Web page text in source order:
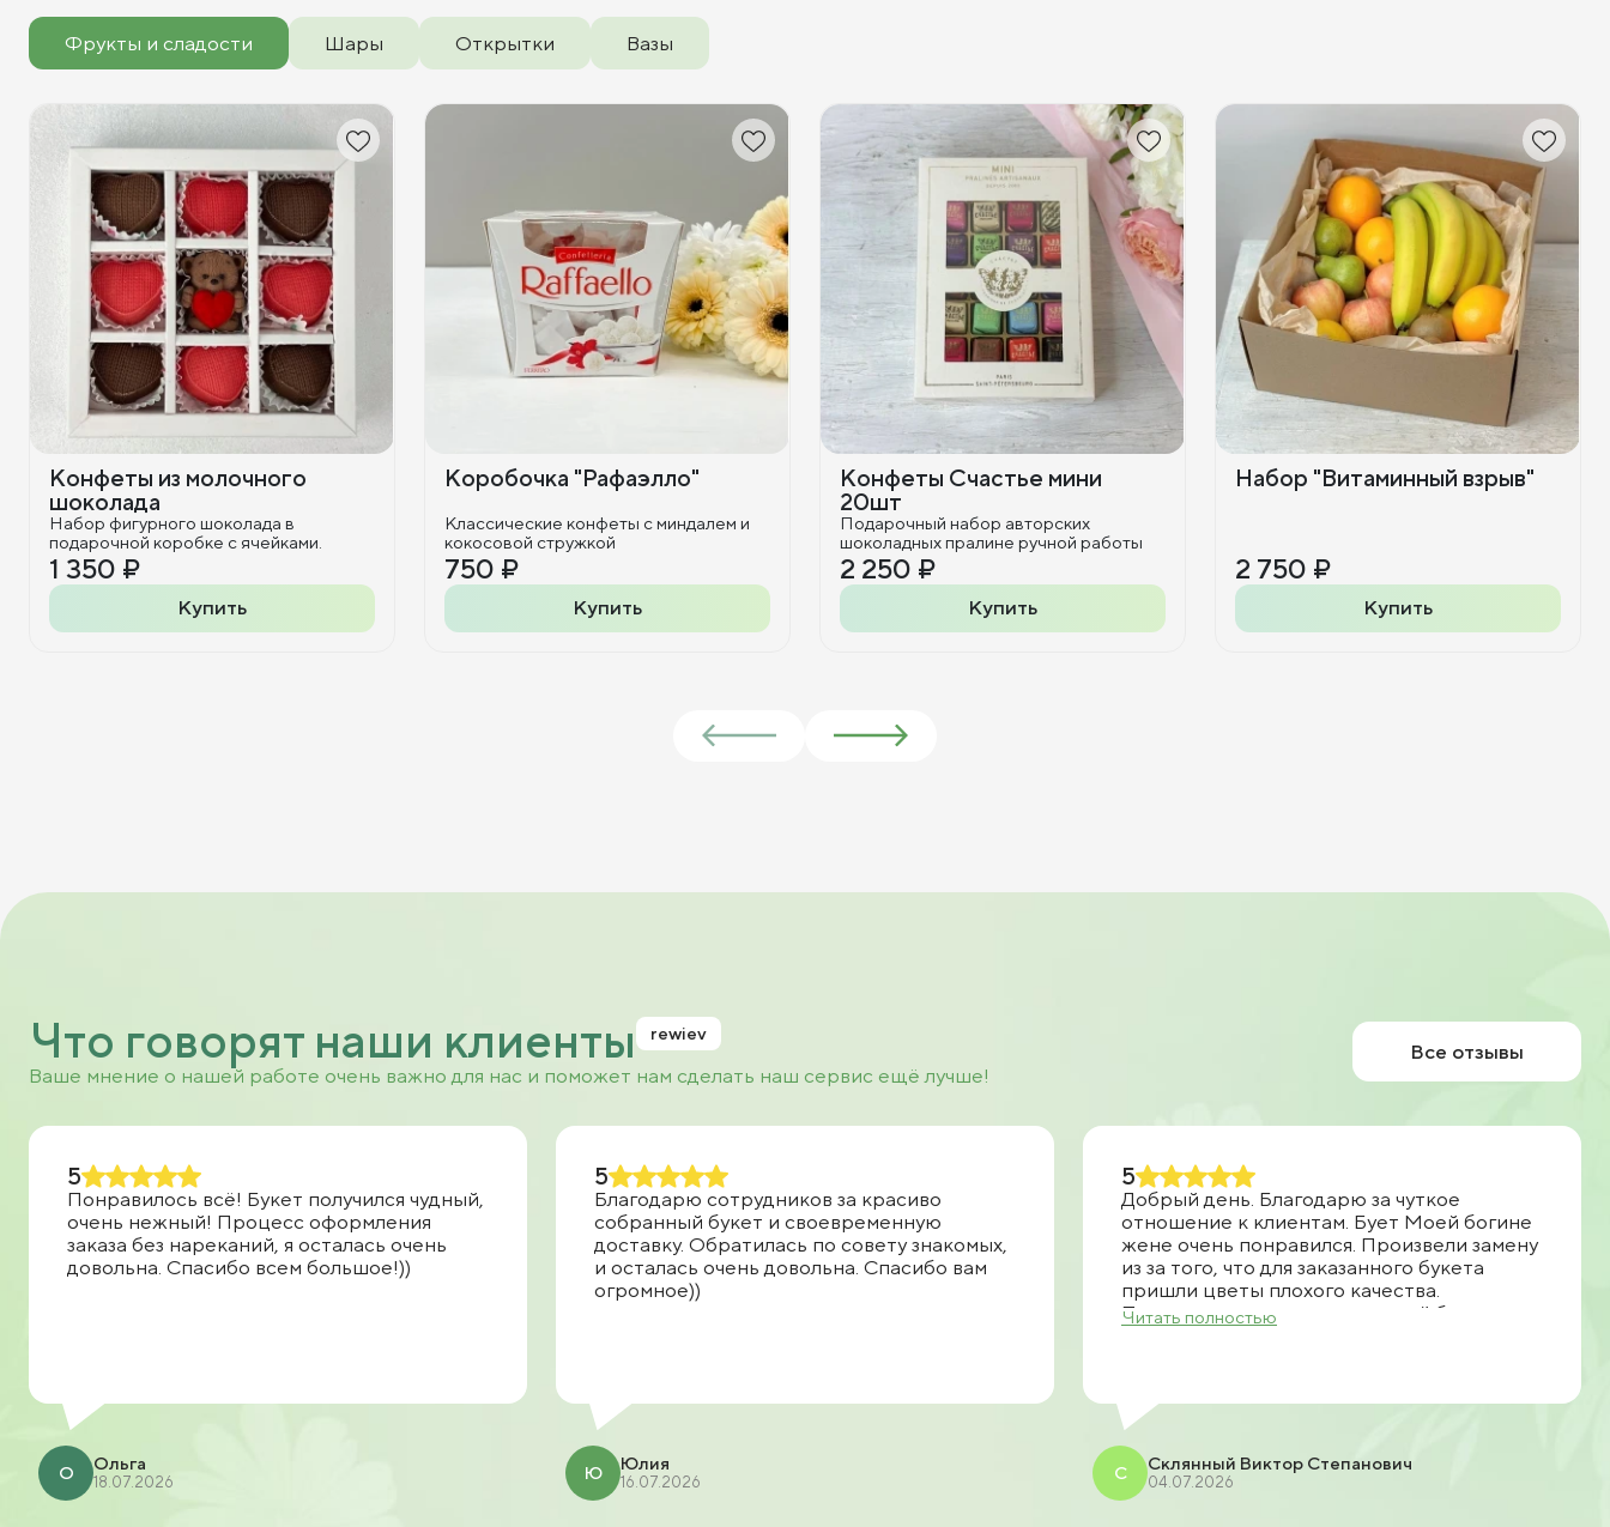
Фрукты и сладости Шары Открытки Вазы
Конфеты из молочного
шоколада
Набор фигурного шоколада в
подарочной коробке с ячейками.
1 350 ₽
Купить
Коробочка "Рафаэлло"
Классические конфеты с миндалем и
кокосовой стружкой
750 ₽
Купить
Конфеты Счастье мини
20шт
Подарочный набор авторских
шоколадных пралине ручной работы
2 250 ₽
Купить
Набор "Витаминный взрыв"
2 750 ₽
Купить
Что говорят наши клиенты rewiev
Ваше мнение о нашей работе очень важно для нас и поможет нам сделать наш сервис ещё лучше!
Все отзывы
5
Понравилось всё! Букет получился чудный,
очень нежный! Процесс оформления
заказа без нареканий, я осталась очень
довольна. Спасибо всем большое!))
О Ольга
18.07.2026
5
Благодарю сотрудников за красиво
собранный букет и своевременную
доставку. Обратилась по совету знакомых,
и осталась очень довольна. Спасибо вам
огромное))
Ю Юлия
16.07.2026
5
Добрый день. Благодарю за чуткое
отношение к клиентам. Бует Моей богине
жене очень понравился. Произвели замену
из за того, что для заказанного букета
пришли цветы плохого качества.
Позвонили, предложили другой букет.
Читать полностью
С Склянный Виктор Степанович
04.07.2026